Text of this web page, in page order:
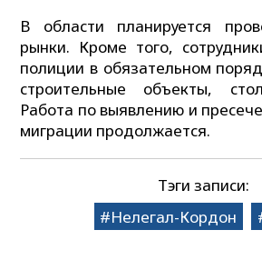
В области планируется
рынки. Кроме того,
полиции в обязательном
строительные объекты,
Работа по выявлению и
миграции продолжается.
Тэги записи:
Нелегал-Кордон